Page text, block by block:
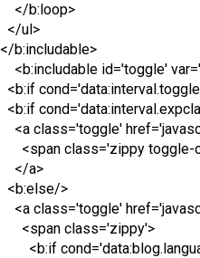
</b:loop>
</ul>
</b:includable>
<b:includable id='toggle'
<b:if
<b:if
<a class='toggle'
<span class='zippy toggle-
</a>
<b:else/>
<a class='toggle'
<span class='zippy'>
<b:if